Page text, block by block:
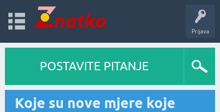
Prijava
POSTAVITE PITANJE
Koje su nove mjere koje